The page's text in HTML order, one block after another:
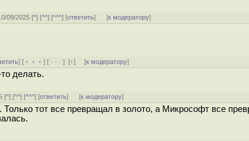
09/2025 [^] [^^] [^^^] [ответить] [к модератору]
] [ ﹢﹢﹢] [ · · ·][↑] [к модератору]
делать.
[^] [^^] [^^^] [ответить] [к модератору]
тот все превращал в золото, а Микрософт все